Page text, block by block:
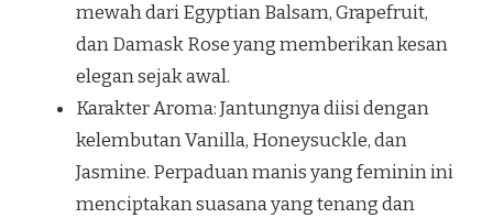
mewah dari Egyptian Balsam, Grapefruit,
dan Damask Rose yang memberikan kesan
elegan sejak awal.
Karakter Aroma: Jantungnya diisi dengan
kelembutan Vanilla, Honeysuckle, dan
Jasmine. Perpaduan manis yang feminin ini
menciptakan suasana yang tenang dan